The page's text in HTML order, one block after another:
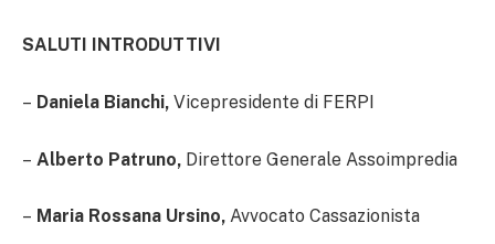
SALUTI INTRODUTTIVI
– Daniela Bianchi, Vicepresidente di FERPI
– Alberto Patruno, Direttore Generale Assoimpredia
– Maria Rossana Ursino, Avvocato Cassazionista